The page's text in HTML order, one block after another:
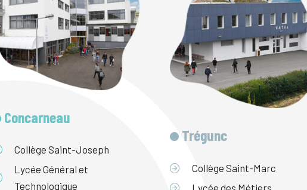
Concarneau
Collège Saint-Joseph
Lycée Général et
Technologique
Trégunc
Collège Saint-Marc
Lycée des Métiers